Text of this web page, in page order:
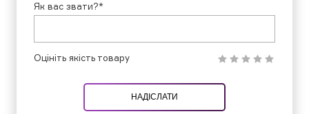
Як вас звати?*
Оцініть якість товару
НАДІСЛАТИ